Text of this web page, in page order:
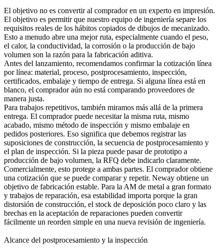
El objetivo no es convertir al comprador en un experto en impresión.
El objetivo es permitir que nuestro equipo de ingeniería separe los
requisitos reales de los hábitos copiados de dibujos de mecanizado.
Esto a menudo abre una mejor ruta, especialmente cuando el peso,
el calor, la conductividad, la corrosión o la producción de bajo
volumen son la razón para la fabricación aditiva.
Antes del lanzamiento, recomendamos confirmar la cotización línea
por línea: material, proceso, postprocesamiento, inspección,
certificados, embalaje y tiempo de entrega. Si alguna línea está en
blanco, el comprador aún no está comparando proveedores de
manera justa.
Para trabajos repetitivos, también miramos más allá de la primera
entrega. El comprador puede necesitar la misma ruta, mismo
acabado, mismo método de inspección y mismo embalaje en
pedidos posteriores. Eso significa que debemos registrar las
suposiciones de construcción, la secuencia de postprocesamiento y
el plan de inspección. Si la pieza puede pasar de prototipo a
producción de bajo volumen, la RFQ debe indicarlo claramente.
Comercialmente, esto protege a ambas partes. El comprador obtiene
una cotización que se puede comparar y repetir. Neway obtiene un
objetivo de fabricación estable. Para la AM de metal a gran formato
y trabajos de reparación, esa estabilidad importa porque la gran
distorsión de construcción, el stock de deposición poco claro y las
brechas en la aceptación de reparaciones pueden convertir
fácilmente un reorden simple en una nueva revisión de ingeniería.
Alcance del postprocesamiento y la inspección